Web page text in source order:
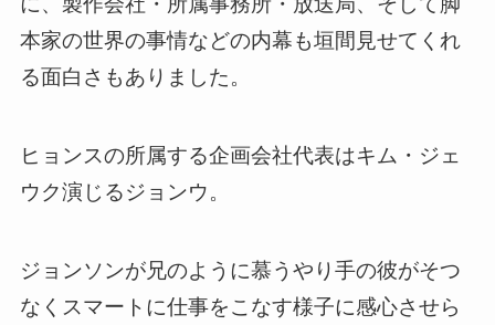
本家の世界の事情などの内幕も垣間見せてくれ
る面白さ もありました。
ヒョンスの所属する企画会社代表はキム・ジェ
ウク演じるジョンウ。
ジョンソンが兄のように慕うやり手の彼がそつ
なくスマートに仕事をこなす様子に感心させら